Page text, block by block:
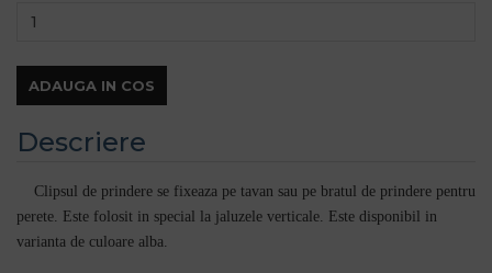
ADAUGA IN COS
Descriere
Clipsul de prindere se fixeaza pe tavan sau pe bratul de prindere pentru
perete. Este folosit in special la jaluzele verticale. Este disponibil in
varianta de culoare alba.